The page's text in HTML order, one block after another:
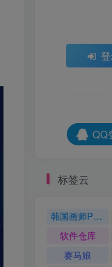
QQ
标签云
韩国画师POR
软件仓库
赛马娘